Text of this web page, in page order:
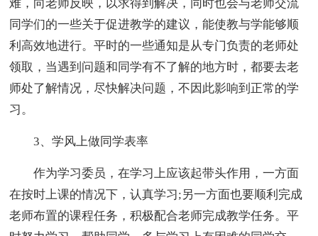
难，向老师反映，以求得到解决，同时也会与老师交流
同学们的一些关于促进教学的建议，能使教与学能够顺
利高效地进行。平时的一些通知是从专门负责的老师处
领取，当遇到问题和同学有不了解的地方时，都要去老
师处了解情况，尽快解决问题，不因此影响到正常的学
习。
3、学风上做同学表率
作为学习委员，在学习上应该起带头作用，一方面
在按时上课的情况下，认真学习;另一方面也要顺利完成
老师布置的课程任务，积极配合老师完成教学任务。平